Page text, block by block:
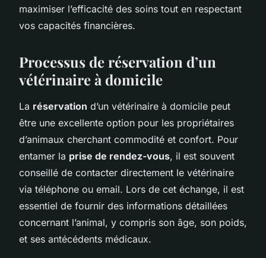
maximiser l’efficacité des soins tout en respectant
vos capacités financières.
Processus de réservation d’un
vétérinaire à domicile
La réservation d’un vétérinaire à domicile peut
être une excellente option pour les propriétaires
d’animaux cherchant commodité et confort. Pour
entamer la prise de rendez-vous, il est souvent
conseillé de contacter directement le vétérinaire
via téléphone ou email. Lors de cet échange, il est
essentiel de fournir des informations détaillées
concernant l’animal, y compris son âge, son poids,
et ses antécédents médicaux.